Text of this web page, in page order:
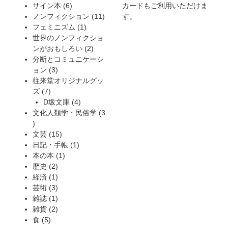
商
品
の
商
品
個
の
商
品
サイン本 66
個
の
商
品
ノンフィクション 1111
の
品
フェミニズム 11
個
の
商
世界のノンフィクショ
ンがおもしろい 22
個
商
分断とコミュニケーシ
ョン
33
個
商
品
往来堂オリジナルグッ
ズ 77
個
の
品
D坂文庫 44
個
品
文化人類学・民俗学 3
3
個
の
商
品
文芸 1515
個
の
日記・手帳 11
本の本 11
歴史 22
個
の
商
品
経済 11
個
の
商
芸術 33
個
の
雑誌 11
個
雑貨 22
食 55
カードもご利用いただけま
す。